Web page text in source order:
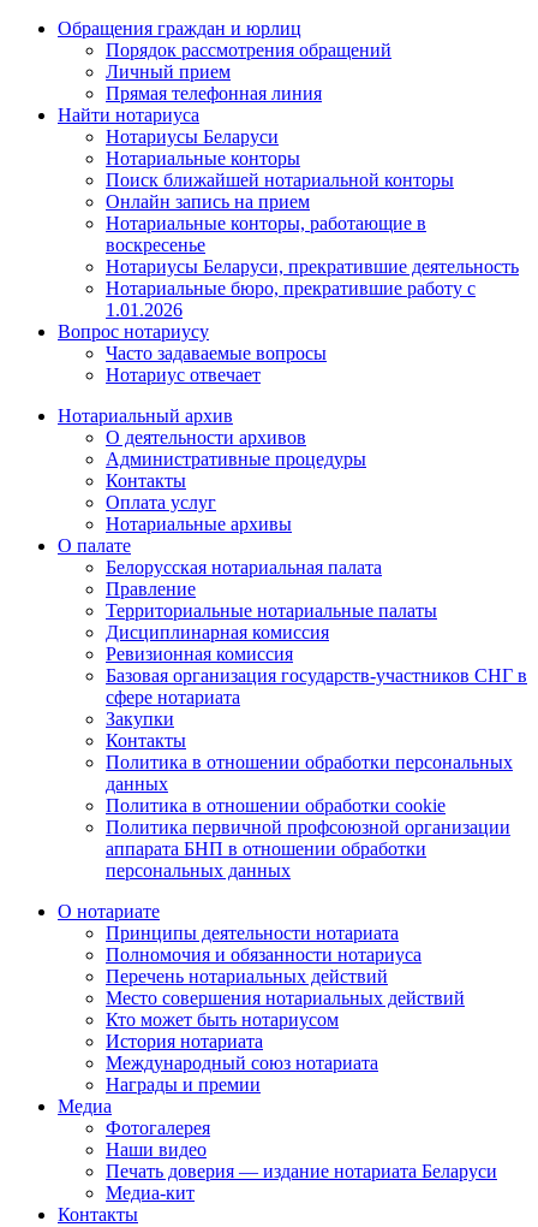
Обращения граждан и юрлиц
Порядок рассмотрения обращений
Личный прием
Прямая телефонная линия
Найти нотариуса
Нотариусы Беларуси
Нотариальные конторы
Поиск ближайшей нотариальной конторы
Онлайн запись на прием
Нотариальные конторы, работающие в
воскресенье
Нотариусы Беларуси, прекратившие деятельность
Нотариальные бюро, прекратившие работу с
1.01.2026
Вопрос нотариусу
Часто задаваемые вопросы
Нотариус отвечает
Нотариальный архив
О деятельности архивов
Административные процедуры
Контакты
Оплата услуг
Нотариальные архивы
О палате
Белорусская нотариальная палата
Правление
Территориальные нотариальные палаты
Дисциплинарная комиссия
Ревизионная комиссия
Базовая организация государств-участников СНГ в
сфере нотариата
Закупки
Контакты
Политика в отношении обработки персональных
данных
Политика в отношении обработки cookie
Политика первичной профсоюзной организации
аппарата БНП в отношении обработки
персональных данных
О нотариате
Принципы деятельности нотариата
Полномочия и обязанности нотариуса
Перечень нотариальных действий
Место совершения нотариальных действий
Кто может быть нотариусом
История нотариата
Международный союз нотариата
Награды и премии
Медиа
Фотогалерея
Наши видео
Печать доверия — издание нотариата Беларуси
Медиа-кит
Контакты